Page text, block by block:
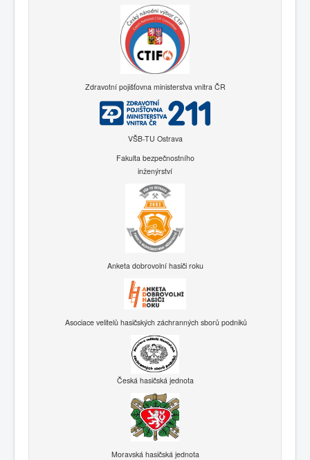
Zdravotní pojišťovna ministerstva vnitra ČR
VŠB-TU Ostrava
Fakulta bezpečnostního
inženýrství
Anketa dobrovolní hasiči roku
Asociace velitelů hasičských záchranných sborů podniků
Česká hasičská jednota
Moravská hasičská jednota